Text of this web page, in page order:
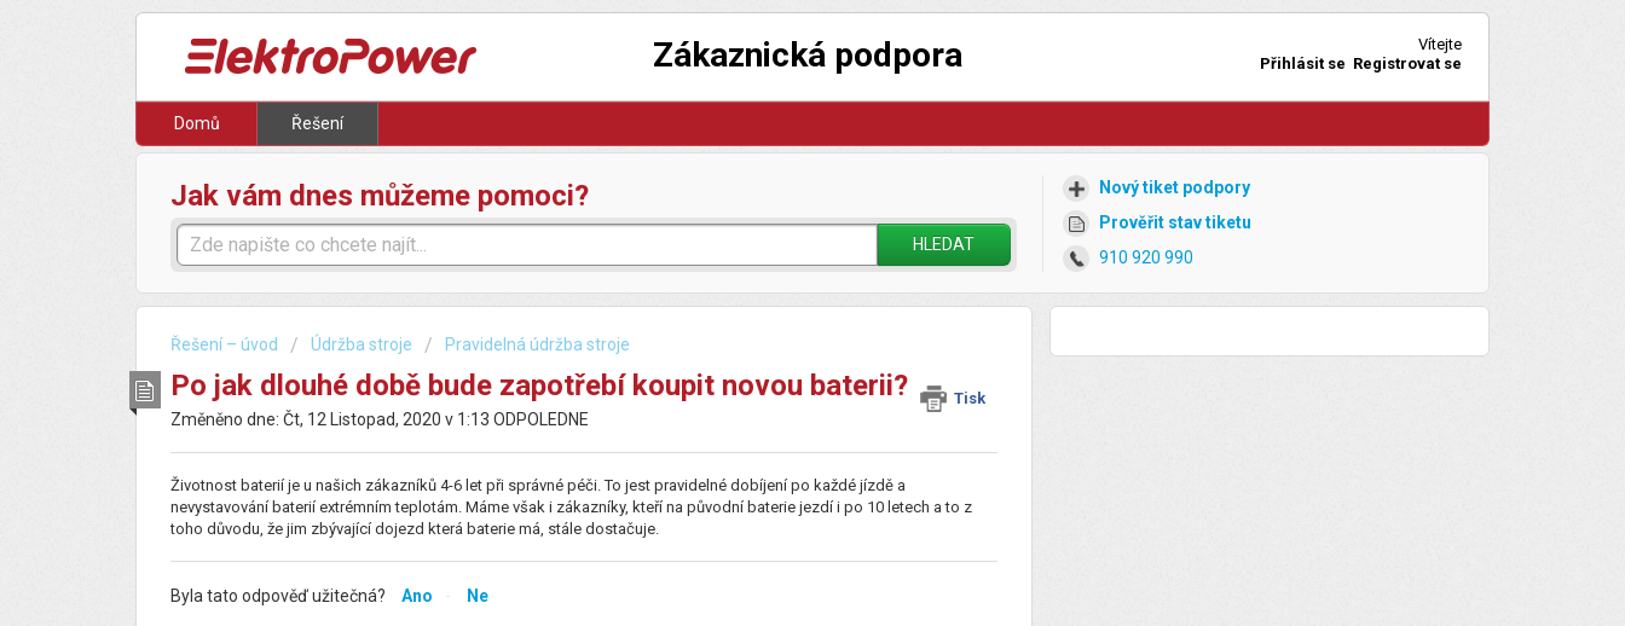
Zákaznická podpora
Vítejte
Přihlásit se Registrovat se
Domů Řešení
Jak vám dnes můžeme pomoci?
HLEDAT
Nový tiket podpory
Prověřit stav tiketu
910 920 990
Řešení – úvod Údržba stroje Pravidelná údržba stroje
Po jak dlouhé době bude zapotřebí koupit novou baterii? Tisk
Změněno dne: Čt, 12 Listopad, 2020 v 1:13 ODPOLEDNE
Životnost baterií je u našich zákazníků 4-6 let při správné péči. To jest pravidelné dobíjení po každé jízdě a
nevystavování baterií extrémním teplotám. Máme však i zákazníky, kteří na původní baterie jezdí i po 10 letech a to z
toho důvodu, že jim zbývající dojezd která baterie má, stále dostačuje.
Byla tato odpověď užitečná? Ano Ne